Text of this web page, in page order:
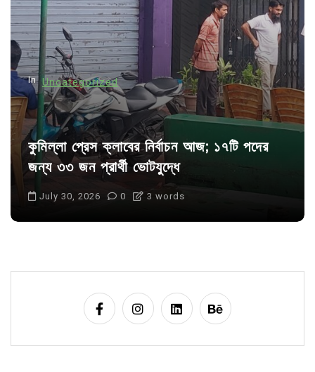
i
o
n
In Uncategorized
কুমিল্লা প্রেস ক্লাবের নির্বাচন আজ; ১৭টি পদের
জন্য ৩৩ জন প্রার্থী ভোটযুদ্ধে
July 30, 2026 0 3 words